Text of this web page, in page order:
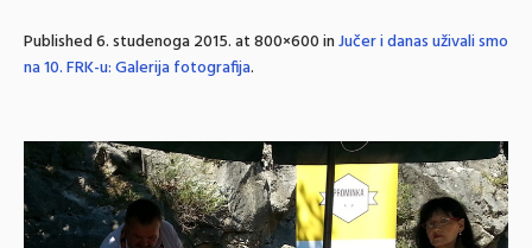
Published6. studenoga 2015.at 800×600 inJučer i danas uživali smo
na 10. FRK-u: Galerija fotografija.